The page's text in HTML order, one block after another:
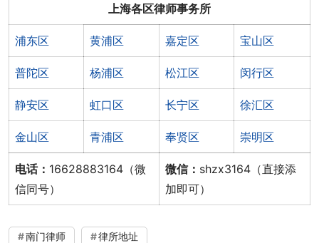
上海各区律师事务所
浦东区 黄浦区 嘉定区 宝山区
普陀区 杨浦区 松江区 闵行区
静安区 虹口区 长宁区 徐汇区
金山区 青浦区 奉贤区 崇明区
电话： 16628883164（微
信同号）
微信： shzx3164（直接添
加即可）
南门律师 律所地址